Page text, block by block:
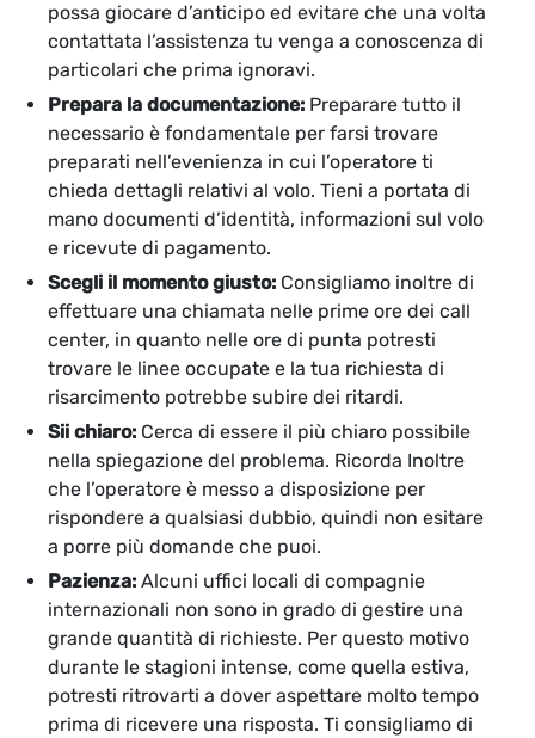
possa giocare d’anticipo ed evitare che una volta
contattata l’assistenza tu venga a conoscenza di
particolari che prima ignoravi.
Prepara la documentazione: Preparare tutto il
necessario è fondamentale per farsi trovare
preparati nell’evenienza in cui l’operatore ti
chieda dettagli relativi al volo. Tieni a portata di
mano documenti d’identità, informazioni sul volo
e ricevute di pagamento.
Scegli il momento giusto: Consigliamo inoltre di
effettuare una chiamata nelle prime ore dei call
center, in quanto nelle ore di punta potresti
trovare le linee occupate e la tua richiesta di
risarcimento potrebbe subire dei ritardi.
Sii chiaro: Cerca di essere il più chiaro possibile
nella spiegazione del problema. Ricorda Inoltre
che l’operatore è messo a disposizione per
rispondere a qualsiasi dubbio, quindi non esitare
a porre più domande che puoi.
Pazienza: Alcuni uffici locali di compagnie
internazionali non sono in grado di gestire una
grande quantità di richieste. Per questo motivo
durante le stagioni intense, come quella estiva,
potresti ritrovarti a dover aspettare molto tempo
prima di ricevere una risposta. Ti consigliamo di